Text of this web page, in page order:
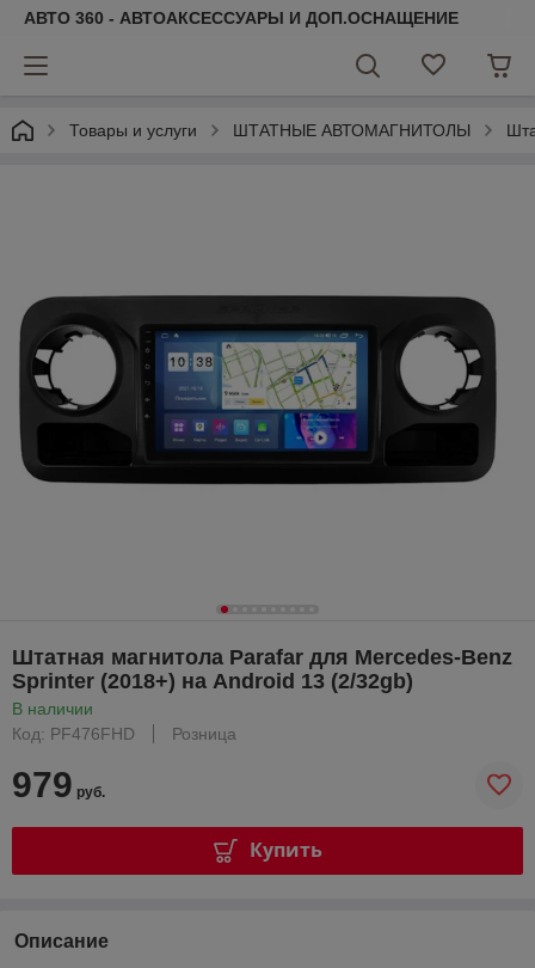
АВТО 360 - АВТОАКСЕССУАРЫ И ДОП.ОСНАЩЕНИЕ
Товары и услуги ШТАТНЫЕ АВТОМАГНИТОЛЫ
Штатная магнитола Parafar для Mercedes-Benz
Sprinter (2018+) на Android 13 (2/32gb)
В наличии
Код: PF476FHD
Розница
979 руб.
Купить
Описание